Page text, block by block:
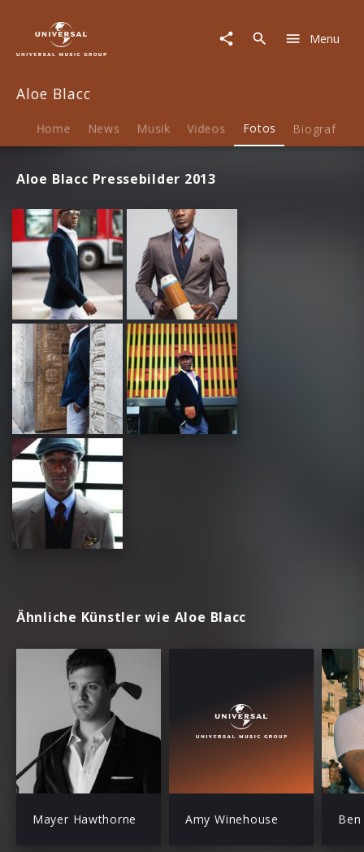
Fotos
Menu
Aloe Blacc
Home News Musik Videos Fotos Biografie
Aloe Blacc Pressebilder 2013
Ähnliche Künstler wie Aloe Blacc
Mayer Hawthorne Amy Winehouse